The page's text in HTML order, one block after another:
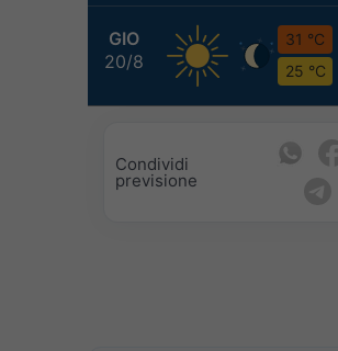
GIO
20/8
31 °C
25 °C
Condividi
previsione